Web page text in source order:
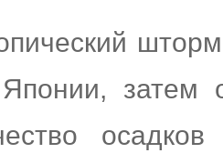
затем